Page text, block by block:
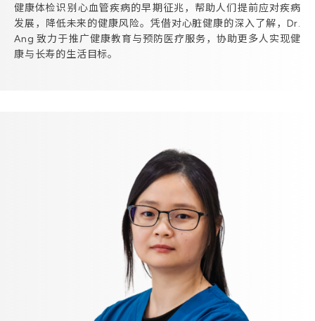
健康体检识别心血管疾病的早期征兆，帮助人们提前应对疾病
发展，降低未来的健康风险。凭借对心脏健康的深入了解，Dr.
Ang 致力于推广健康教育与预防医疗服务，协助更多人实现健
康与长寿的生活目标。